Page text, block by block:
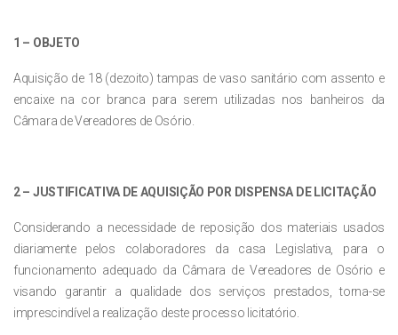
1 – OBJETO
Aquisição de 18 (dezoito) tampas de vaso sanitário com assento e
encaixe na cor branca para serem utilizadas nos banheiros da
Câmara de Vereadores de Osório.
2 – JUSTIFICATIVA DE AQUISIÇÃO POR DISPENSA DE LICITAÇÃO
Considerando a necessidade de reposição dos materiais usados
diariamente pelos colaboradores da casa Legislativa, para o
funcionamento adequado da Câmara de Vereadores de Osório e
visando garantir a qualidade dos serviços prestados, torna-se
imprescindível a realização deste processo licitatório.